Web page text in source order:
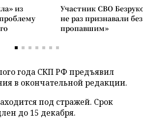
из
Участник СВО
не раз признавали
пропавшим»
года СКП РФ предъявил
в окончательной редакции.
под стражей. Срок
до 15 декабря.